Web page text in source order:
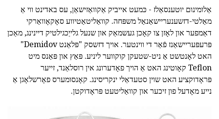
אַלומינום יוטענסאַלז - כּמעט אייביק אַקוואַזישאַן, עס באדינט ווי אַ
מאַלטי-דזשענעריישאַנאַל משפּחה. קוואַליטאַטיווע סאָקאָוואַרקי
דאַמפער און לאָזן צו קאָכן געשמאַק און שנעל גלייַכגילטיק דיינינג, מאַכן
פּרעפּעריישאַנז פֿאַר די ווינטער. אויך דזשסק "פּלאַנט Demidov"
האט לאָנטשט אַ ניט-שטעקן קוקווער ליניע. פּאַץ און פּאַנס מיט
Teflon קאָוטינג האט אַ הויך פאָדערונג אין רוסלאַנד, זייער
פּראָדוקציע האט שוין סטעדאַלי ינקריסינג. קאָנסומערס פאָרשלאָגן אַ
נייע מאָדעל פון זיכער און קוואַליטעט פּראָדוקטן.